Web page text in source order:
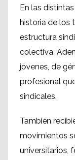
En las
historia de los
estructura
colectiva.
jóvenes, de
profesional
sindicales.
También
movimientos
universitarios,